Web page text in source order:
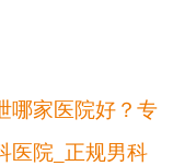
哪家医院好？专
名及费用一览
医院_正规男科